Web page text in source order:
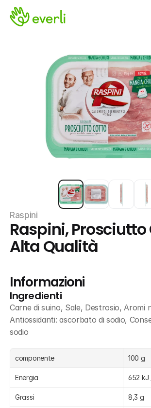
Raspini
Raspini,
Alta Qualità
Informazioni
Ingredienti
Carne di suino, Sale, Destrosio, Aromi
Antiossidanti: ascorbato di sodio,
sodio
componente 100 g
Energia 652 kJ
Grassi 8,3 g